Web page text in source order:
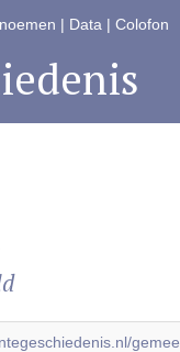
| Data | Colofon